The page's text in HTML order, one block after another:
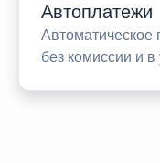
Автоплатежи
Автоматическое
без комиссии и в